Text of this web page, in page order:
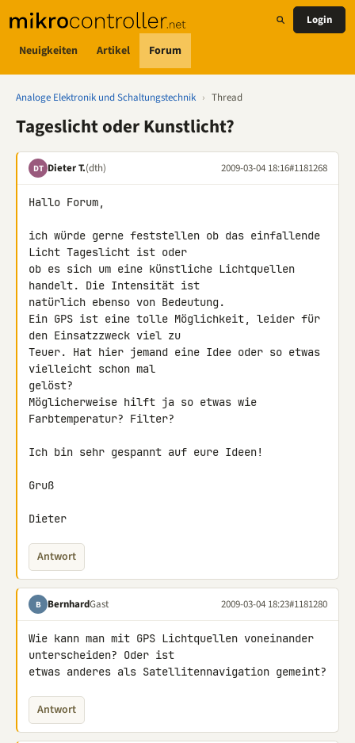
Neuigkeiten Artikel Forum
Login
Analoge Elektronik und Schaltungstechnik › Thread
Tageslicht oder Kunstlicht?
DT Dieter T.(dth) 2009-03-04 18:16#1181268
Hallo Forum,
ich würde gerne feststellen ob das einfallende
Licht Tageslicht ist oder
ob es sich um eine künstliche Lichtquellen
handelt. Die Intensität ist
natürlich ebenso von Bedeutung.
Ein GPS ist eine tolle Möglichkeit, leider für
den Einsatzzweck viel zu
Teuer. Hat hier jemand eine Idee oder so etwas
vielleicht schon mal
gelöst?
Möglicherweise hilft ja so etwas wie
Farbtemperatur? Filter?
Ich bin sehr gespannt auf eure Ideen!
Gruß
Dieter
Antwort
B BernhardGast 2009-03-04 18:23#1181280
Wie kann man mit GPS Lichtquellen voneinander
unterscheiden? Oder ist
etwas anderes als Satellitennavigation gemeint?
Antwort